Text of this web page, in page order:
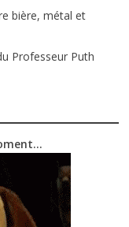
bière, métal et
Professeur Puth